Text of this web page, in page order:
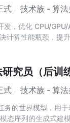
式 技术族 - 算
，优化 CPU/
计算性能瓶颈，提
究员（后训
式 技术族 - 算
务的世界模型，用
态序列的生成式建